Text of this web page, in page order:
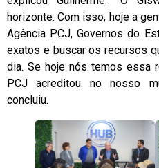
horizonte. Com isso, hoje a
Agência PCJ, Governos do
exatos e buscar os recursos
dia. Se hoje nós temos essa
PCJ acreditou no nosso
concluiu.